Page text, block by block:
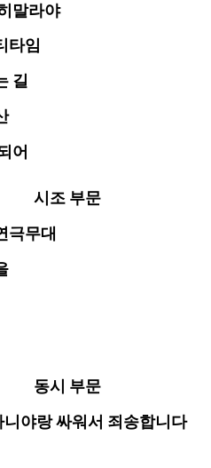
말라야
타임
길
어
시조 부문
극무대
동시 부문
니야랑 싸워서 죄송합니다